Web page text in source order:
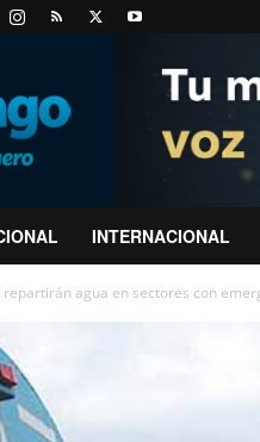
INTERNACIONAL
repartirán agua en sectores con